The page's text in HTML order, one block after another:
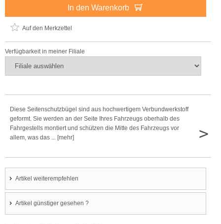
In den Warenkorb
Auf den Merkzettel
Verfügbarkeit in meiner Filiale
Diese Seitenschutzbügel sind aus hochwertigem Verbundwerkstoff
geformt. Sie werden an der Seite Ihres Fahrzeugs oberhalb des
Fahrgestells montiert und schützen die Mitte des Fahrzeugs vor
allem, was das ... [mehr]
>
Artikel weiterempfehlen
Artikel günstiger gesehen ?